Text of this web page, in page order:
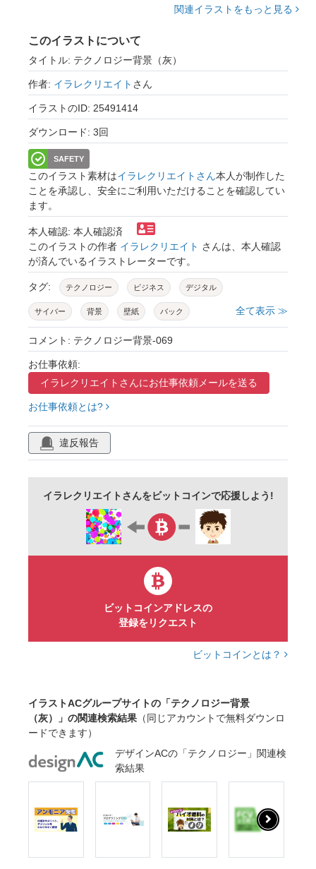
関連イラストをもっと見る
このイラストについて
タイトル: テクノロジー背景（灰）
作者: イラレクリエイト さん
イラストのID: 25491414
ダウンロード: 3回
SAFETY
このイラスト素材はイラレクリエイトさん本人が制作した
ことを承認し、安全にご利用いただけることを確認してい
ます。
本人確認: 本人確認済
このイラストの作者 イラレクリエイト さんは、本人確認
が済んでいるイラストレーターです。
タグ: テクノロジー ビジネス デジタル
サイバー 背景 壁紙 バック
テクスチャ かっこいい クール
ランダム
全て表示 ≫
コメント: テクノロジー背景-069
お仕事依頼:
イラレクリエイトさんにお仕事依頼メールを送る
お仕事依頼とは?
違反報告
イラレクリエイトさんをビットコインで応援しよう!
ビットコインアドレスの
登録をリクエスト
ビットコインとは？
イラストACグループサイトの「テクノロジー背景
（灰）」の関連検索結果 （同じアカウントで無料ダウンロ
ードできます）
デザインACの「テクノロジー」関連検
索結果